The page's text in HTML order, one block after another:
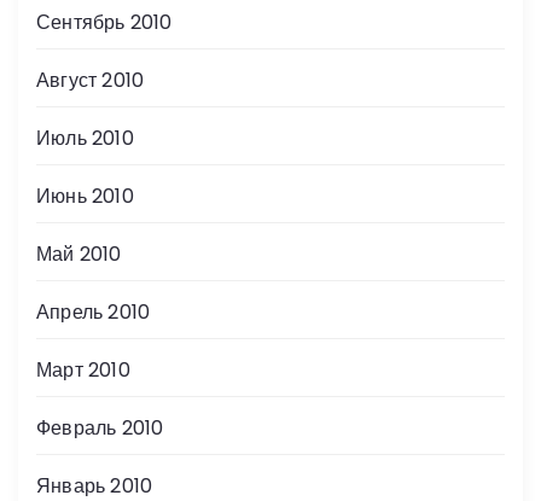
Сентябрь 2010
Август 2010
Июль 2010
Июнь 2010
Май 2010
Апрель 2010
Март 2010
Февраль 2010
Январь 2010